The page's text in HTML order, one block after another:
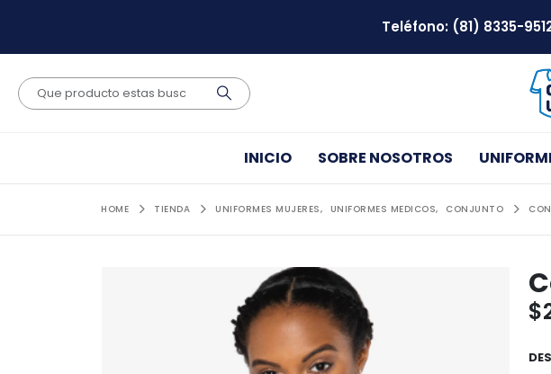
Teléfono: (81) 8335-
INICIO SOBRE NOSOTROS
HOME TIENDA UNIFORMES MUJERES, UNIFORMES MEDICOS, CONJUNTO
$